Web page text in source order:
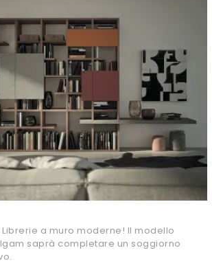
a muro moderne! Il modello
saprà completare un soggiorno